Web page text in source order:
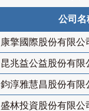
公司名
康擎國際股份有限公
昆兆益公益股份有限
鈞淳雅慧昌股份有限
盛林投資股份有限公